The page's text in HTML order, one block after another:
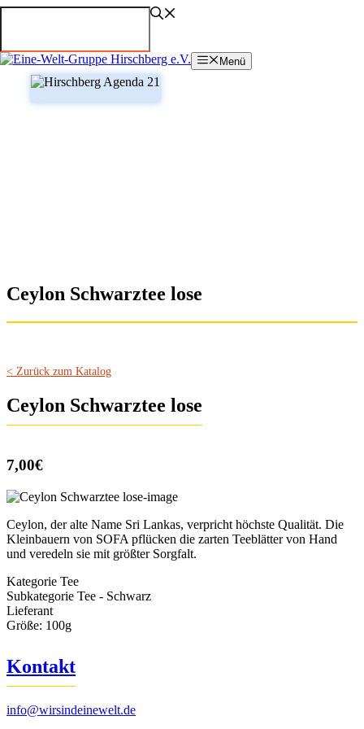
Zum
Menü
Ceylon Schwarztee lose
< Zurück zum Katalog
Ceylon Schwarztee lose
7,00€
Ceylon, der alte Name Sri Lankas, verpricht höchste Qualität. Die
Kleinbauern von SOFA pflücken die zarten Teeblätter von Hand
und veredeln sie mit größter Sorgfalt.
Kategorie Tee
Subkategorie Tee - Schwarz
Lieferant
Größe: 100g
Kontakt
info@wirsindeinewelt.de